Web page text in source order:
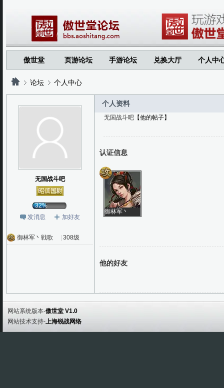
傲世堂 页游论坛 手游论坛 兑换大厅 个人中
论坛 个人中心
无国战斗吧
32%
发消息
加好友
御林军丶戦歌 308级
个人资料
无国战斗吧 【他的帖子】
认证信息
御林军丶
他的好友
网站系统版本-傲世堂 V1.0
网站技术支持-上海锐战网络